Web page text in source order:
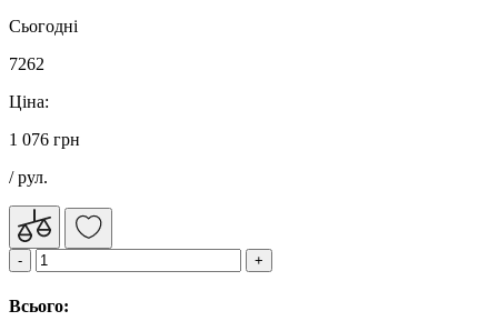
Сьогодні
7262
Ціна:
1 076 грн
/ рул.
Всього: